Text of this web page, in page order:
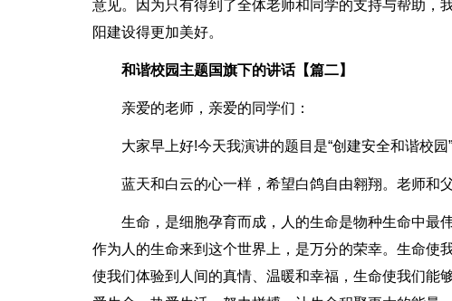
意见。因为只有得到了全体老师和同学的支持与帮助，
阳建设得更加美好。
和谐校园主题国旗下的讲话【篇二】
亲爱的老师，亲爱的同学们：
大家早上好!今天我演讲的题目是“创建安全和谐校园”
蓝天和白云的心一样，希望白鸽自由翱翔。老师和
生命，是细胞孕育而成，人的生命是物种生命中最
作为人的生命来到这个世界上，是万分的荣幸。生命使
使我们体验到人间的真情、温暖和幸福，生命使我们能